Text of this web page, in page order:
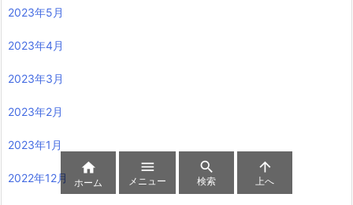
2023年5月
2023年4月
2023年3月
2023年2月
2023年1月
2022年12月

ホーム

メニュー

検索

上へ